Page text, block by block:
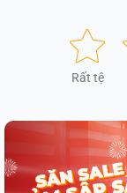
Rất tệ